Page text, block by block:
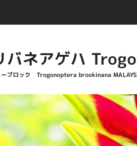
バネアゲハ
ーブロック Trogonoptera brookinana